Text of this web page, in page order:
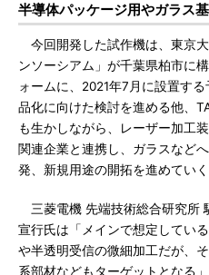
半導体パッケージ用やガラス
今回開発した試作機は、東京
ンソーシアム」が千葉県柏市に
ォームに、2021年7月に設置す
品化に向けた検討を進める他、
も生かしながら、レーザー加工
関連企業と連携し、ガラスなど
発、新規用途の開拓を進めていく
三菱電機 先端技術総合研究所
宣行氏は「メインで想定してい
や半透明受信の微細加工だが、
系部材などもターゲットとなる